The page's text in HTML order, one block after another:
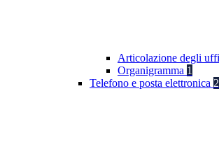
Articolazione degli
Organigramma 1
Telefono e posta elettronica 2